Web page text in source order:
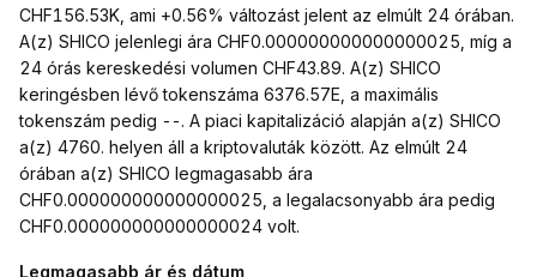
CHF156.53K, ami +0.56% változást jelent az elmúlt 24 órában.
A(z) SHICO jelenlegi ára CHF0.000000000000000025, míg a
24 órás kereskedési volumen CHF43.89. A(z) SHICO
keringésben lévő tokenszáma 6376.57E, a maximális
tokenszám pedig --. A piaci kapitalizáció alapján a(z) SHICO
a(z) 4760. helyen áll a kriptovaluták között. Az elmúlt 24
órában a(z) SHICO legmagasabb ára
CHF0.000000000000000025, a legalacsonyabb ára pedig
CHF0.000000000000000024 volt.
Legmagasabb ár és dátum